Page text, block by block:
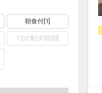
朝食付 1
1泊2食(夕朝) 0